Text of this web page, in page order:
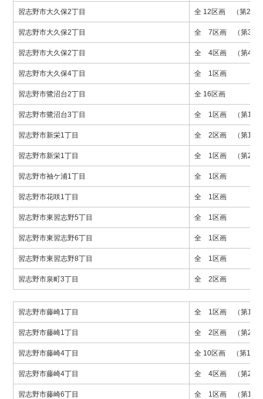
習志野市大久保2丁目 全 12区画 （第2期
習志野市大久保2丁目 全 7区画 （第3期
習志野市大久保2丁目 全 4区画 （第4期
習志野市大久保4丁目 全 1区画
習志野市鷺沼台2丁目 全 16区画
習志野市鷺沼台3丁目 全 1区画 （第1期
習志野市新栄1丁目 全 2区画 （第1期
習志野市新栄1丁目 全 1区画 （第2期
習志野市袖ケ浦1丁目 全 1区画
習志野市花咲1丁目 全 1区画
習志野市東習志野5丁目 全 1区画
習志野市東習志野6丁目 全 1区画
習志野市東習志野8丁目 全 1区画
習志野市泉町3丁目 全 2区画
習志野市藤崎1丁目 全 1区画 （第1期
習志野市藤崎1丁目 全 2区画 （第2期
習志野市藤崎4丁目 全 10区画 （第1期
習志野市藤崎4丁目 全 4区画 （第2期
習志野市藤崎6丁目 全 1区画 （第1期